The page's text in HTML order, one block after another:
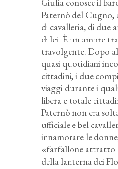
Giulia conosce il
Paternò del Cugno,
di cavalleria, di due
di lei. È un amore
travolgente. Dopo
quasi quotidiani
cittadini, i due
viaggi durante i
libera e totale
Paternò non era
ufficiale e bel
innamorare le
«farfallone attratto
della lanterna dei